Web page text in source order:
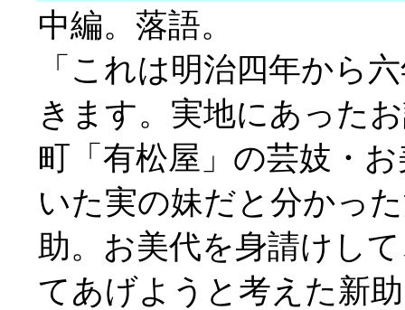
中編。落語。
「これは明治四年から
きます。実地にあった
町「有松屋」の芸妓・
いた実の妹だと分かっ
助。お美代を身請けし
てあげようと考えた新